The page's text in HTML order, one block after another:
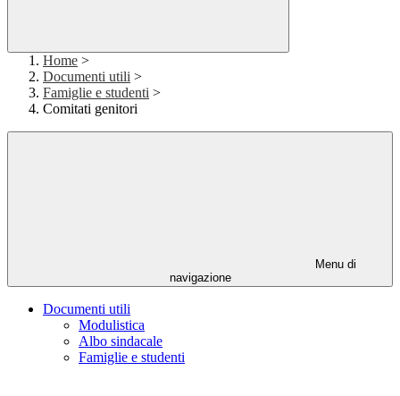
Home >
Documenti utili >
Famiglie e studenti >
Comitati genitori
Menu di
navigazione
Documenti utili
Modulistica
Albo sindacale
Famiglie e studenti